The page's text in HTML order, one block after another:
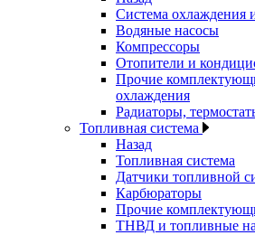
Система охлаждения
Водяные насосы
Компрессоры
Отопители и
Прочие
охлаждения
Радиаторы,
Топливная система
Назад
Топливная система
Датчики топливной
Карбюраторы
Прочие
ТНВД и топливные